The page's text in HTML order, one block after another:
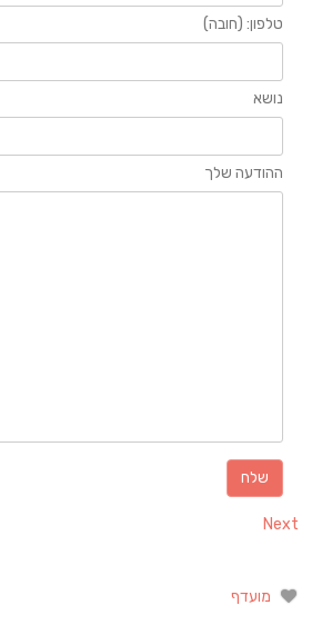
טלפון: (חובה)
נושא
ההודעה שלך
Next
מועדף